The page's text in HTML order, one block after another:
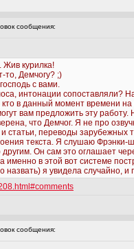
сообщения:
курилка!
то, Демчогу? ;)
с вами.
интонации
кто в данный момент времени
вам предложить эту
что Демчог. Я не про
статьи, переводы
текста. Я слушаю Фрэнки-
Он сам это оглашает
именно в этой вот системе
назвать) я увидела
сообщения: